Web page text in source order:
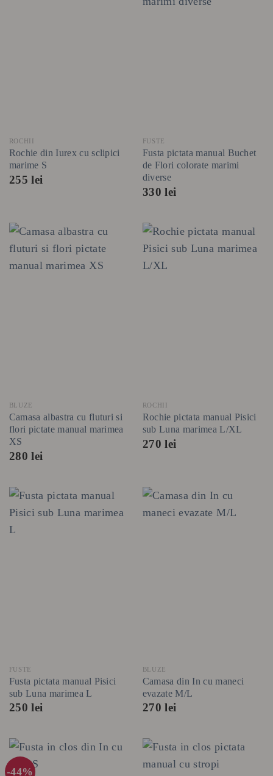
ROCHII
Rochie din Iurex cu sclipici
marime S
255lei
FUSTE
Fusta pictata manual Buchet
de Flori colorate marimi
diverse
330lei
BLUZE
Camasa albastra cu fluturi si
flori pictate manual marimea
XS
280lei
ROCHII
Rochie pictata manual Pisici
sub Luna marimea L/XL
270lei
FUSTE
Fusta pictata manual Pisici
sub Luna marimea L
250lei
BLUZE
Camasa din In cu maneci
evazate M/L
270lei
-44%